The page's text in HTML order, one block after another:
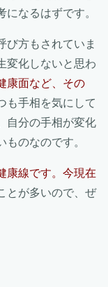
なるはずです。
び方もされていま
変化しないと思わ
康面など、その
も手相を気にして
自分の手相が変化
のなのです。
康線です。今現在
とが多いので、ぜ